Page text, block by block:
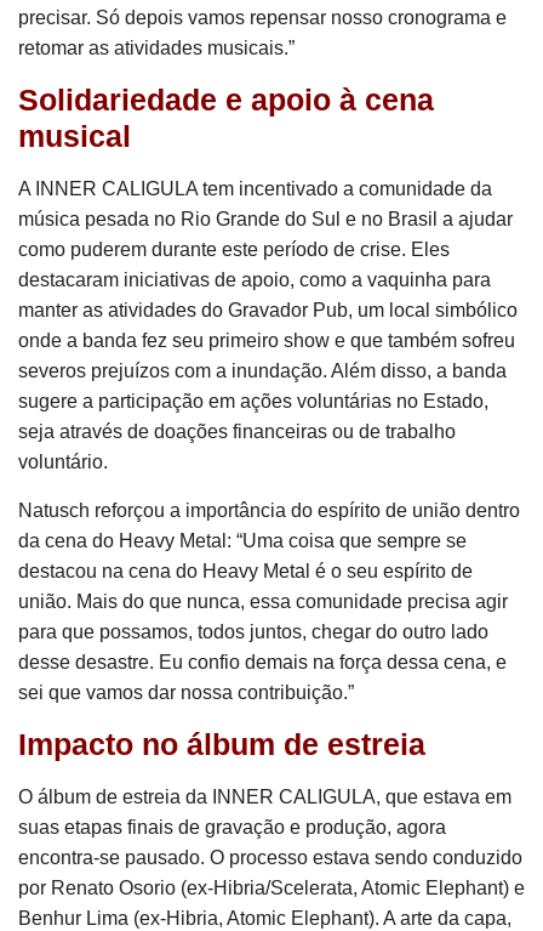
precisar. Só depois vamos repensar nosso cronograma e
retomar as atividades musicais.”
Solidariedade e apoio à cena
musical
A INNER CALIGULA tem incentivado a comunidade da
música pesada no Rio Grande do Sul e no Brasil a ajudar
como puderem durante este período de crise. Eles
destacaram iniciativas de apoio, como a vaquinha para
manter as atividades do Gravador Pub, um local simbólico
onde a banda fez seu primeiro show e que também sofreu
severos prejuízos com a inundação. Além disso, a banda
sugere a participação em ações voluntárias no Estado,
seja através de doações financeiras ou de trabalho
voluntário.
Natusch reforçou a importância do espírito de união dentro
da cena do Heavy Metal: “Uma coisa que sempre se
destacou na cena do Heavy Metal é o seu espírito de
união. Mais do que nunca, essa comunidade precisa agir
para que possamos, todos juntos, chegar do outro lado
desse desastre. Eu confio demais na força dessa cena, e
sei que vamos dar nossa contribuição.”
Impacto no álbum de estreia
O álbum de estreia da INNER CALIGULA, que estava em
suas etapas finais de gravação e produção, agora
encontra-se pausado. O processo estava sendo conduzido
por Renato Osorio (ex-Hibria/Scelerata, Atomic Elephant) e
Benhur Lima (ex-Hibria, Atomic Elephant). A arte da capa,